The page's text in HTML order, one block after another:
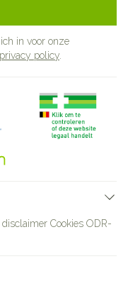
in voor onze
privacy policy
disclaimer Cookies ODR-